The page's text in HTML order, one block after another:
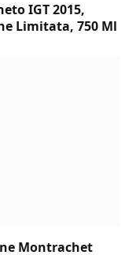
IGT 2015,
Limitata, 750 Ml
Montrachet